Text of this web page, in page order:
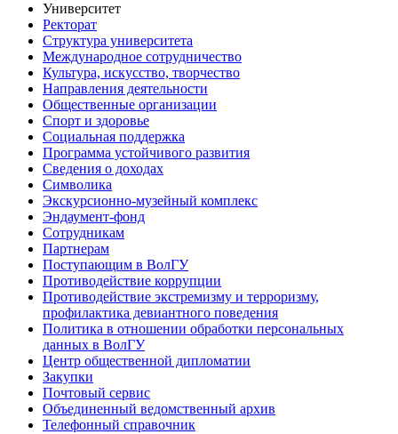
Университет
Ректорат
Структура университета
Международное сотрудничество
Культура, искусство, творчество
Направления деятельности
Общественные организации
Спорт и здоровье
Социальная поддержка
Программа устойчивого развития
Сведения о доходах
Символика
Экскурсионно-музейный комплекс
Эндаумент-фонд
Сотрудникам
Партнерам
Поступающим в ВолГУ
Противодействие коррупции
Противодействие экстремизму и терроризму,
профилактика девиантного поведения
Политика в отношении обработки персональных
данных в ВолГУ
Центр общественной дипломатии
Закупки
Почтовый сервис
Объединенный ведомственный архив
Телефонный справочник